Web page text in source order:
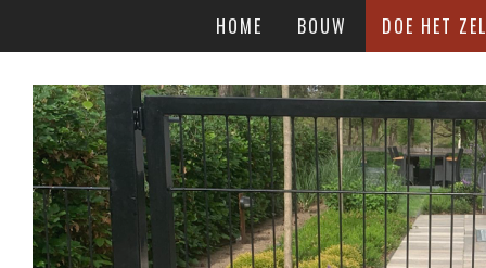
HOME BOUW DOE HET